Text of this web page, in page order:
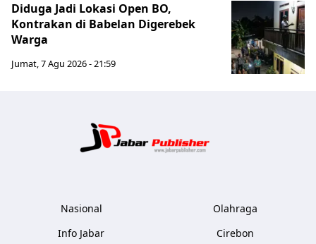
Diduga Jadi Lokasi Open BO,
Kontrakan di Babelan Digerebek
Warga
Jumat, 7 Agu 2026 - 21:59
Nasional
Info Jabar
Olahraga
Cirebon